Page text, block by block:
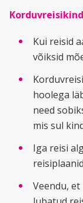
Kui reisid
võiksid
hoolega
need
mis sul
Iga reisi
Veendu,